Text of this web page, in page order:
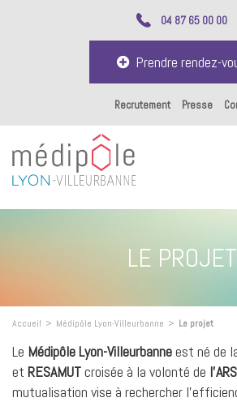
04 87 65 00 00
Prendre rendez-
Recrutement Presse
LE PROJET
Accueil > Médipôle Lyon-Villeurbanne > Le projet
Le Médipôle Lyon-Villeurbanneest né de
et RESAMUTcroisée à la volonté de l’ARS
mutualisation vise à rechercher